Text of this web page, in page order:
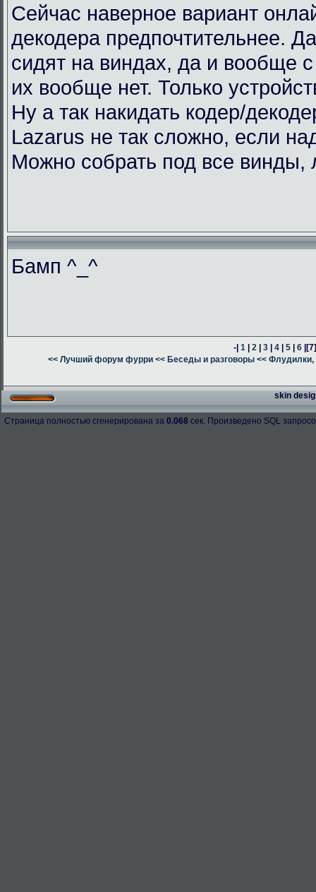
Сейчас наверное вариант
декодера предпочтительнее.
сидят на виндах, да и вообще с
их вообще нет. Только
Ну а так накидать кодер/
Lazarus не так сложно, если
Можно собрать под все винды,
Бамп ^_^
-|1 |2 |3 |4 |5 |6 |
<< Лучший форум фурри << Беседы и разговоры << Флудилки,
skin
Страница полностью сгенерирована за 0.068 сек. Произведено SQL